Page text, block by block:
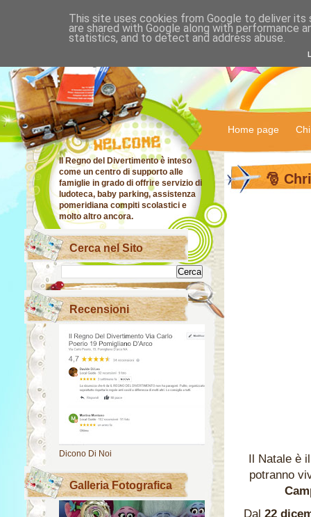
IL
Home page
Il Regno del Divertimento è inteso
come un centro di supporto alle
famiglie in grado di offrire servizio di
ludoteca, baby parking, assistenza
pomeridiana compiti scolastici e
molto altro ancora.
Cerca nel Sito
Recensioni
Dicono Di Noi
Galleria Fotografica
🎅
Il Natale è
potranno
Dal 22
This site uses cookies from Google to deliver its
are shared with Google along with performance
statistics, and to detect and address abuse.